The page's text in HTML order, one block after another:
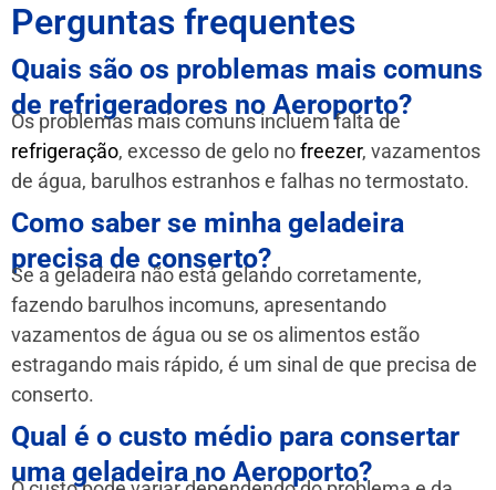
Perguntas frequentes
Quais são os problemas mais comuns
de refrigeradores no Aeroporto?
Os problemas mais comuns incluem falta de
refrigeração, excesso de gelo nofreezer, vazamentos
de água, barulhos estranhos e falhas no termostato.
Como saber se minha geladeira
precisa de conserto?
Se a geladeira não está gelando corretamente,
fazendo barulhos incomuns, apresentando
vazamentos de água ou se os alimentos estão
estragando mais rápido, é um sinal de que precisa de
conserto.
Qual é o custo médio para consertar
uma geladeira no Aeroporto?